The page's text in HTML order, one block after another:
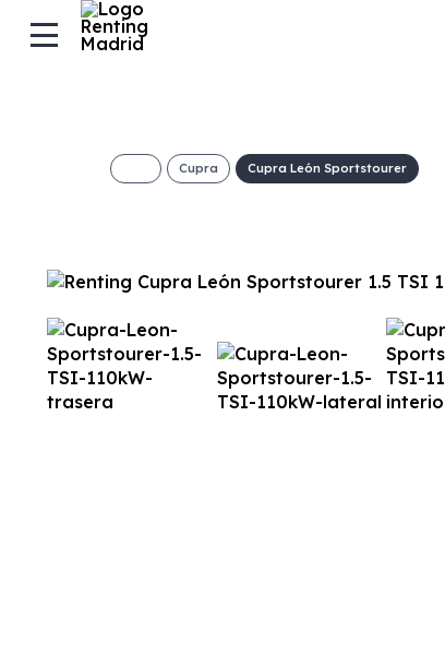
Cupra Cupra León Sportstourer
110kW
Desde: €/Mes